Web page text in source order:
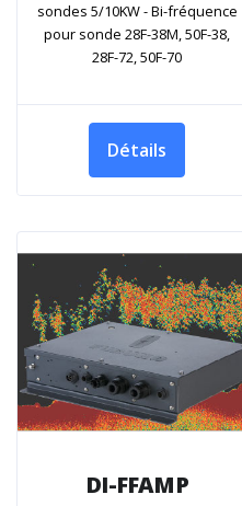
sondes 5/10KW - Bi-fréquence
pour sonde 28F-38M, 50F-38,
28F-72, 50F-70
Détails
DI-FFAMP